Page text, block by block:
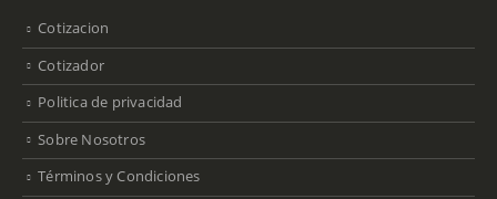
Cotizacion
Cotizador
Politica de privacidad
Sobre Nosotros
Términos y Condiciones